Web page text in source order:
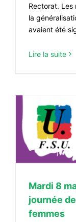
Rectorat. Les
la
avaient été
Lire la suite
Mardi 8
journée
femmes